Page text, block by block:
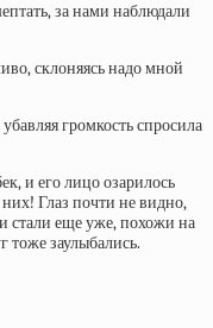
за нами наблюдали
склоняясь надо мной
громкость спросила
и его лицо озарилось
Глаз почти не видно,
стали еще уже, похожи на
тоже заулыбались.